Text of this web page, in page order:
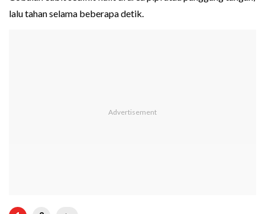
lalu tahan selama beberapa detik.